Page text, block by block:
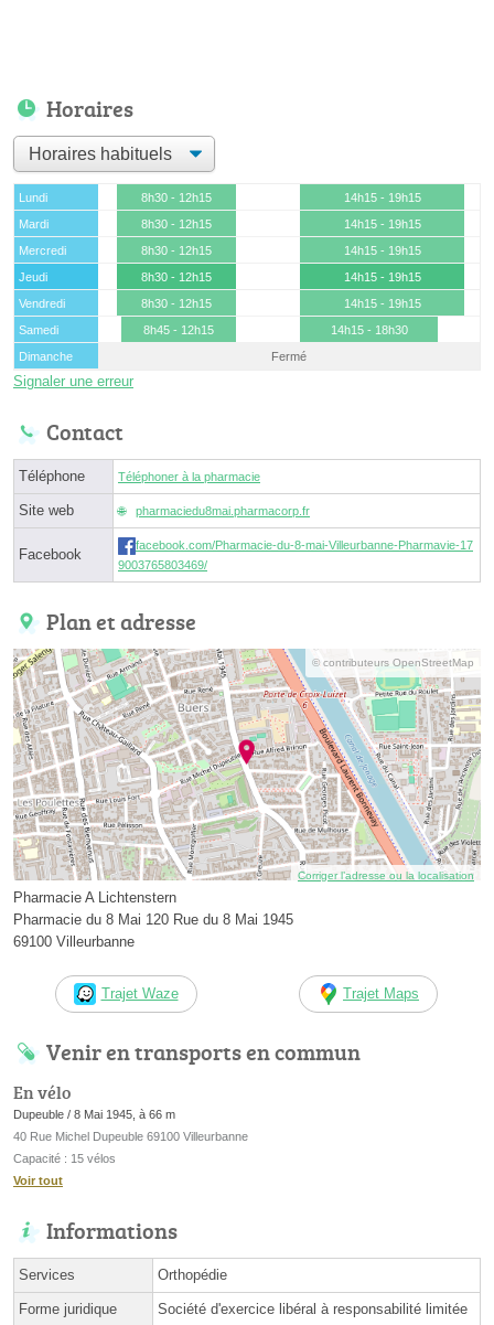
Horaires
Lundi 8h30 - 12h15
14h15 - 19h15
Mardi
8h30 - 12h15
14h15 - 19h15
Mercredi
8h30 - 12h15
14h15 - 19h15
Jeudi
8h30 - 12h15
14h15 - 19h15
Vendredi
8h30 - 12h15
14h15 - 19h15
Samedi
8h45 - 12h15
14h15 - 18h30
Dimanche
Fermé
Signaler une erreur
Contact
Téléphone Téléphoner à la pharmacie
Site web pharmaciedu8mai.pharmacorp.fr
Facebook
facebook.com/Pharmacie-du-8-mai-Villeurbanne-Pharmavie-17
9003765803469/
Plan et adresse
© contributeurs OpenStreetMap
Corriger l’adresse ou la localisation
Pharmacie A Lichtenstern
Pharmacie du 8 Mai 120 Rue du 8 Mai 1945
69100 Villeurbanne
Trajet Waze Trajet Maps
Venir en transports en commun
En vélo
Dupeuble / 8 Mai 1945, à 66 m
40 Rue Michel Dupeuble 69100 Villeurbanne
Capacité : 15 vélos
Voir tout
Informations
Services Orthopédie
Forme juridique Société d'exercice libéral à responsabilité limitée